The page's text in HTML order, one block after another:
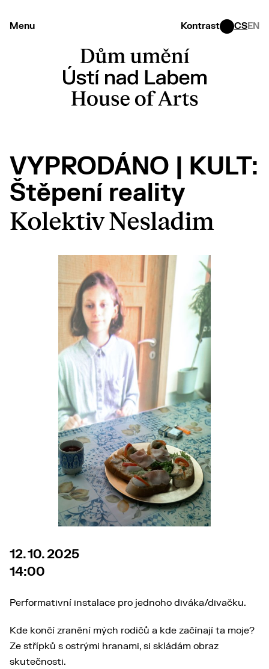
Menu Kontrast CSEN
VYPRODÁNO | KULT:
Štěpení reality
Kolektiv Nesladim
12. 10. 2025
14:00
Performativní instalace pro jednoho diváka/divačku.
Kde končí zranění mých rodičů a kde začínají ta moje?
Ze střípků s ostrými hranami, si skládám obraz
skutečnosti.